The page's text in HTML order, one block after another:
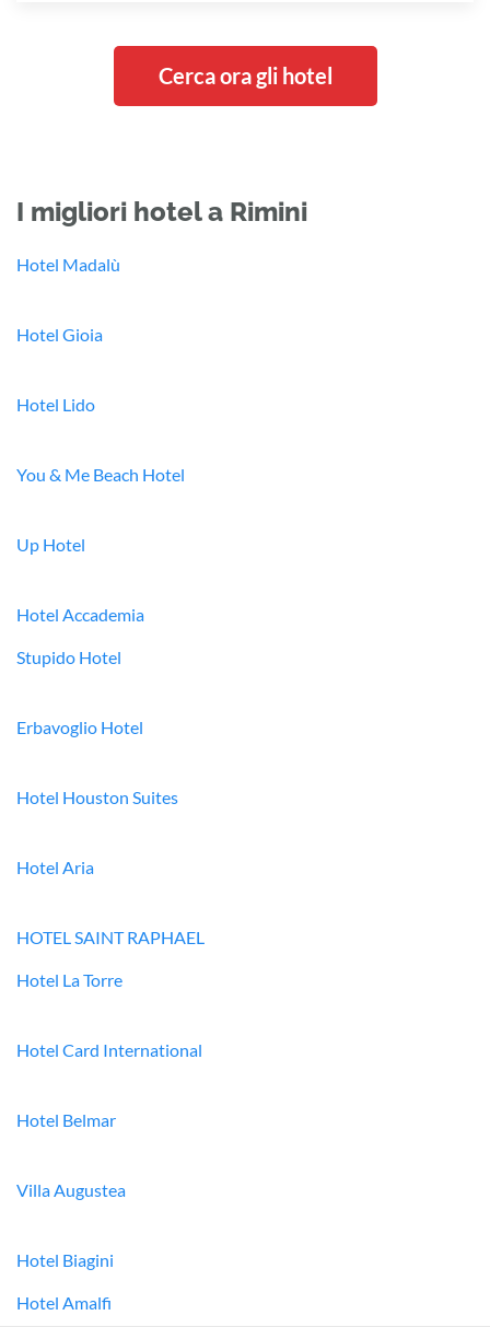
Cerca ora gli hotel
I migliori hotel a Rimini
Hotel Madalù
Hotel Gioia
Hotel Lido
You & Me Beach Hotel
Up Hotel
Hotel Accademia
Stupido Hotel
Erbavoglio Hotel
Hotel Houston Suites
Hotel Aria
HOTEL SAINT RAPHAEL
Hotel La Torre
Hotel Card International
Hotel Belmar
Villa Augustea
Hotel Biagini
Hotel Amalfi